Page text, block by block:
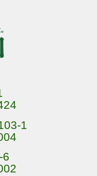
1
6